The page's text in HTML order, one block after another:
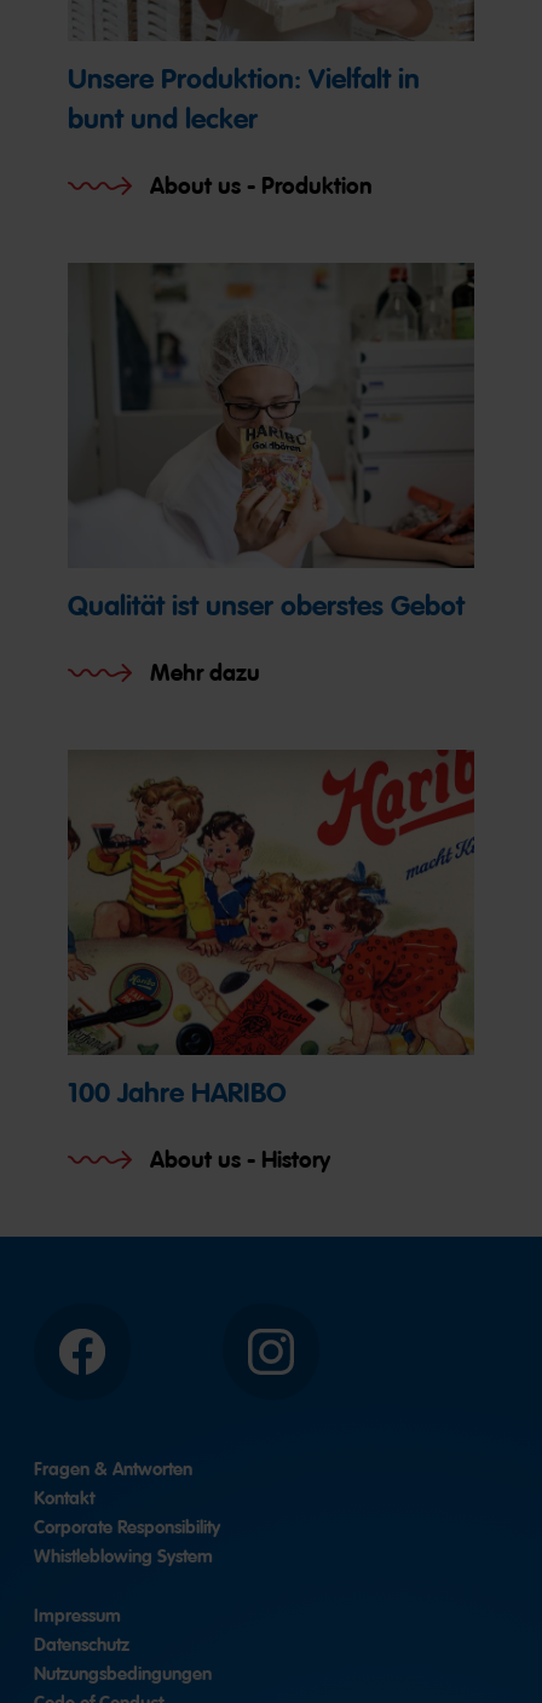
Unsere Produktion: Vielfalt in
bunt und lecker
About us - Produktion
Qualität ist unser oberstes Gebot
Mehr dazu
100 Jahre HARIBO
About us - History
Facebook Instagram
Fragen & Antworten
Kontakt
Corporate Responsibility
Whistleblowing System
Impressum
Datenschutz
Nutzungsbedingungen